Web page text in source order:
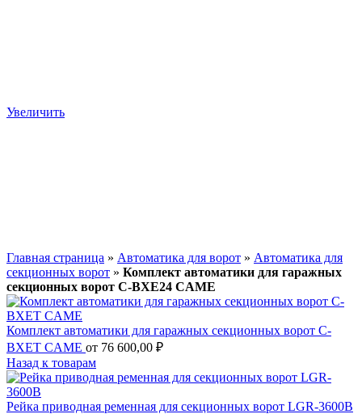
Увеличить
Главная страница » Автоматика для ворот » Автоматика для
секционных ворот » Комплект автоматики для гаражных
секционных ворот C-BXE24 CAME
Комплект автоматики для гаражных секционных ворот C-
BXET CAME от 76 600,00 ₽
Назад к товарам
Рейка приводная ременная для секционных ворот LGR-3600B